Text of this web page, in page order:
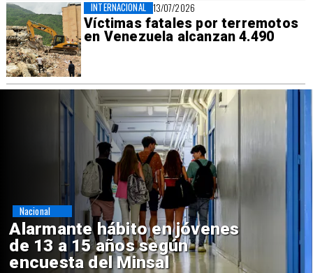
13/07/2026
Víctimas fatales por terremotos
en Venezuela alcanzan 4.490
INTERNACIONAL
Aprueban creación del Parque
Sebastián Piñera con inversión
de $4 mil millones
Regiones